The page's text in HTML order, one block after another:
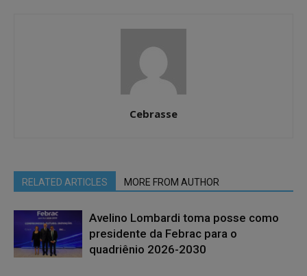
Cebrasse
RELATED ARTICLES MORE FROM AUTHOR
Avelino Lombardi toma posse como
presidente da Febrac para o
quadriênio 2026-2030